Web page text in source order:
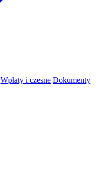
Wpłaty i czesne Dokumenty